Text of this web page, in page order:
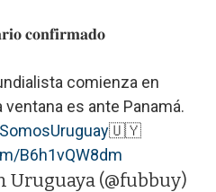
𝐜𝐨𝐧𝐟𝐢𝐫𝐦𝐚𝐝𝐨
comienza en
es ante Panamá.
🇺🇾
B6h1vQW8dm
Uruguaya (@fubbuy)